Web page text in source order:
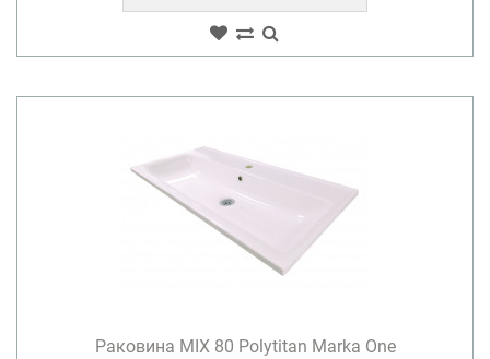
Раковина MIX 80 Polytitan Marka One